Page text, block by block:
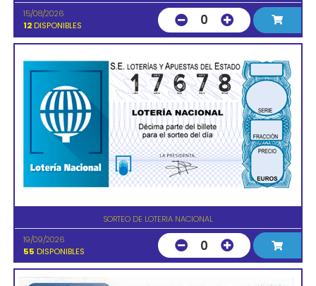
15/08/2026
12 DISPONIBLES 0
SORTEO DE LOTERIA NACIONAL
19/09/2026
55 DISPONIBLES 0